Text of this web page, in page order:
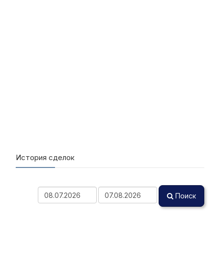
История сделок
Поиск